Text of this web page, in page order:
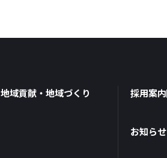
地域貢献・地域づくり 採用案内
お知らせ